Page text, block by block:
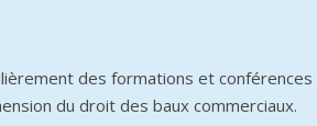
des formations et conférences
du droit des baux commerciaux.